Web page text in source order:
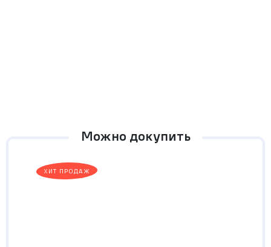
Можно докупить
ХИТ ПРОДАЖ